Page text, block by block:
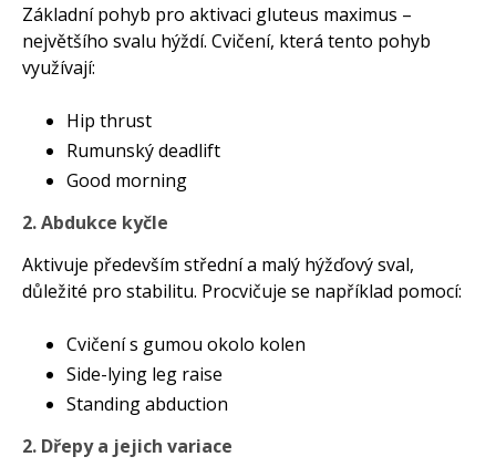
Základní pohyb pro aktivaci gluteus maximus –
největšího svalu hýždí. Cvičení, která tento pohyb
využívají:
Hip thrust
Rumunský deadlift
Good morning
2. Abdukce kyčle
Aktivuje především střední a malý hýžďový sval,
důležité pro stabilitu. Procvičuje se například pomocí:
Cvičení s gumou okolo kolen
Side-lying leg raise
Standing abduction
2. Dřepy a jejich variace